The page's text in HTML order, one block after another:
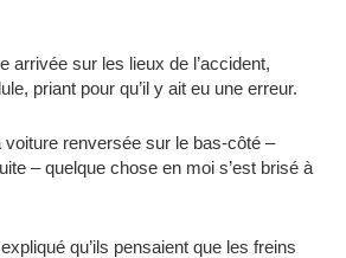
arrivée sur les lieux de l’accident,
priant pour qu’il y ait eu une erreur.
voiture renversée sur le bas-côté –
– quelque chose en moi s’est brisé à
qu’ils pensaient que les freins